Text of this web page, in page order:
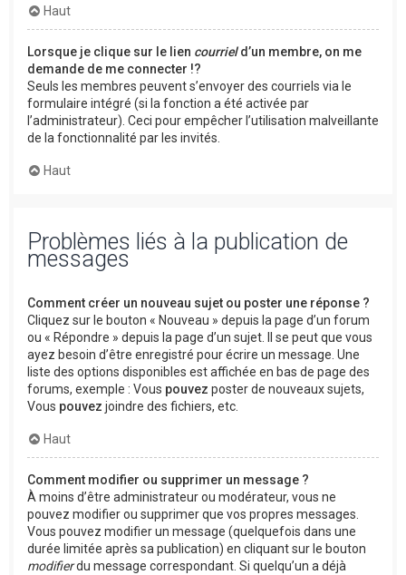
Haut
Lorsque je clique sur le lien courrield’un membre, on me
demande de me connecter !?
Seuls les membres peuvent s’envoyer des courriels via le
formulaire intégré (si la fonction a été activée par
l’administrateur). Ceci pour empêcher l’utilisation malveillante
de la fonctionnalité par les invités.
Haut
Problèmes liés à la publication de
messages
Comment créer un nouveau sujet ou poster une réponse ?
Cliquez sur le bouton « Nouveau » depuis la page d’un forum
ou « Répondre » depuis la page d’un sujet. Il se peut que vous
ayez besoin d’être enregistré pour écrire un message. Une
liste des options disponibles est affichée en bas de page des
forums, exemple : Vous pouvez poster de nouveaux sujets,
Vous pouvez joindre des fichiers, etc.
Haut
Comment modifier ou supprimer un message ?
À moins d’être administrateur ou modérateur, vous ne
pouvez modifier ou supprimer que vos propres messages.
Vous pouvez modifier un message (quelquefois dans une
durée limitée après sa publication) en cliquant sur le bouton
modifierdu message correspondant. Si quelqu’un a déjà